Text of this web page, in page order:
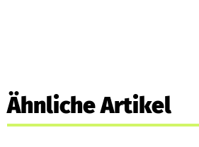
Ähnliche Artikel